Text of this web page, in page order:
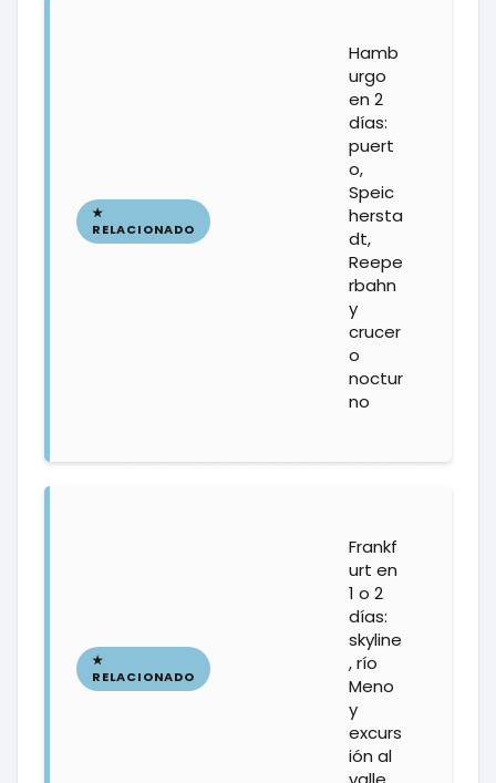
Hamb
urgo
en 2
días:
puert
o,
Speic
hersta
dt,
Reepe
rbahn
y
crucer
o
noctur
no
Frankf
urt en
1 o 2
días:
skyline
, río
Meno
y
excurs
ión al